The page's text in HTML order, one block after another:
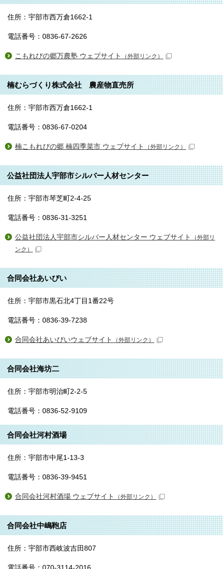
住所：宇部市西万倉1662-1
電話番号：0836-67-2626
こもれびの郷万農塾 ウェブサイト （外部リンク）
楠むらづくり株式会社 農産物直売所
住所：宇部市西万倉1662-1
電話番号：0836-67-0204
楠こもれびの郷 楠四季菜市 ウェブサイト （外部リンク）
公益社団法人宇部市シルバー人材センター
住所：宇部市琴芝町2-4-25
電話番号：0836-31-3251
公益社団法人宇部市シルバー人材センター ウェブサイト
（外部リ
ンク）
合同会社あいびい
住所：宇部市黒石北4丁目1番22号
電話番号：0836-39-7238
合同会社あいびいウェブサイト （外部リンク）
合同会社海坊二
住所：宇部市明治町2-2-5
電話番号：0836-52-9109
合同会社河村酒場
住所：宇部市中尾1-13-3
電話番号：0836-39-9451
合同会社河村酒場 ウェブサイト （外部リンク）
合同会社中嶋鞄店
住所：宇部市西岐波吉田807
電話番号：070-3114-2016